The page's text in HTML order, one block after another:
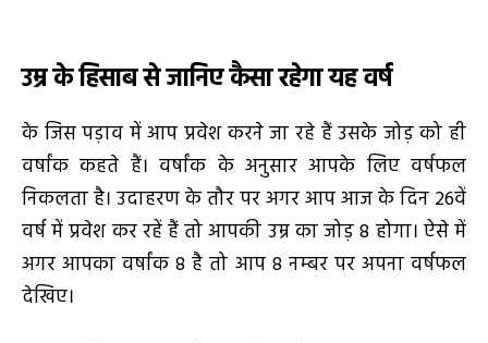
उम्र के हिसाब से जानिए कैसा रहेगा यह वर्ष
के जिस पड़ाव में आप प्रवेश करने जा रहे हैं उसके जोड़ को ही
वर्षांक कहते हैं। वर्षांक के अनुसार आपके लिए वर्षफल
निकलता है। उदाहरण के तौर पर अगर आप आज के दिन 26वें
वर्ष में प्रवेश कर रहें हैं तो आपकी उम्र का जोड़ 8 होगा। ऐसे में
अगर आपका वर्षांक 8 है तो आप 8 नम्बर पर अपना वर्षफल
देखिए।